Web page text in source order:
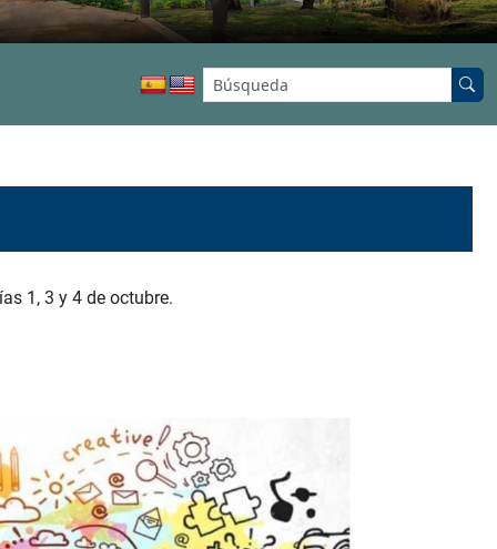
Buscar en el sitio:
1, 3 y 4 de octubre.